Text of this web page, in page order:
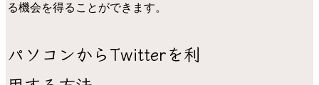
る機会を得ることができます。
パソコンからTwitterを利